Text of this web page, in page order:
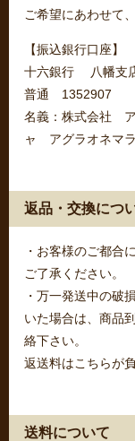
ご希望にあわせて
【振込銀行口座】
十六銀行 八幡支
普通 1352907
名義：株式会社
ャ アグラオネマ
返品・交換につ
・お客様のご都合
ご了承ください。
・万一発送中の破
いた場合は、商品
絡下さい。
返送料はこちらが
送料について